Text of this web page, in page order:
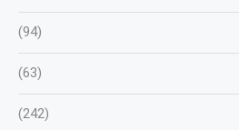
(94)
(63)
(242)